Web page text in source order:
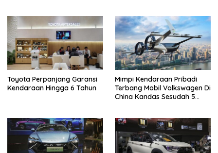
Toyota Perpanjang Garansi
Kendaraan Hingga 6 Tahun
Mimpi Kendaraan Pribadi
Terbang Mobil Volkswagen Di
China Kandas Sesudah 5